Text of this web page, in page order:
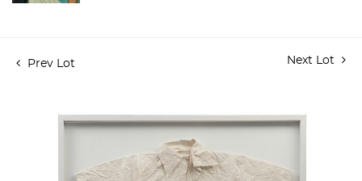
Prev Lot Next Lot